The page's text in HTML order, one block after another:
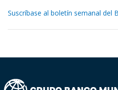
Suscríbase al boletín semanal del